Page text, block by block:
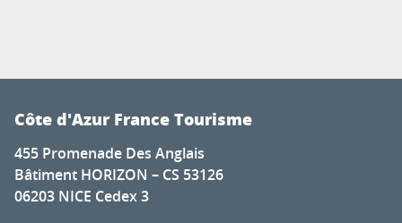
Côte d'Azur France Tourisme
455 Promenade Des Anglais
Bâtiment HORIZON – CS 53126
06203 NICE Cedex 3